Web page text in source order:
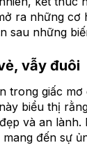
ra những cơ
sau những
vẫy đuôi
trong giấc
biểu thị
và an
đến sự